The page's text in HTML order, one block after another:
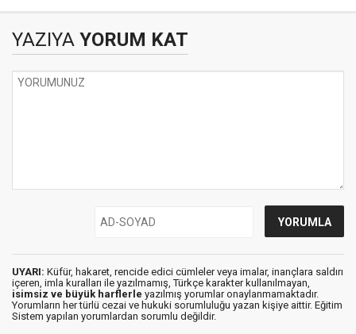
YAZIYA YORUM KAT
UYARI: Küfür, hakaret, rencide edici cümleler veya imalar, inançlara saldırı
içeren, imla kuralları ile yazılmamış, Türkçe karakter kullanılmayan,
isimsiz ve büyük harflerle yazılmış yorumlar onaylanmamaktadır.
Yorumların her türlü cezai ve hukuki sorumluluğu yazan kişiye aittir. Eğitim
Sistem yapılan yorumlardan sorumlu değildir.